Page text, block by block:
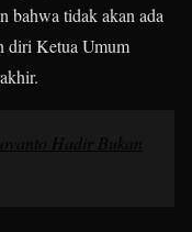
bahwa tidak akan ada
diri Ketua Umum
Hadir Bukan